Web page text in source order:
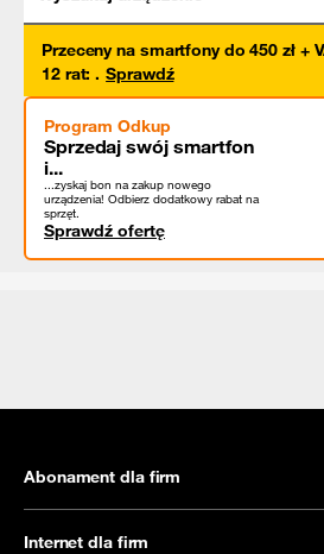
Przeceny na smartfony do 450 zł +
12 rat: . Sprawdź
Program Odkup
Sprzedaj swój smartfon
i...
...zyskaj bon na zakup nowego
urządzenia! Odbierz dodatkowy rabat na
sprzęt.
Sprawdź ofertę
Abonament dla firm
Internet dla firm